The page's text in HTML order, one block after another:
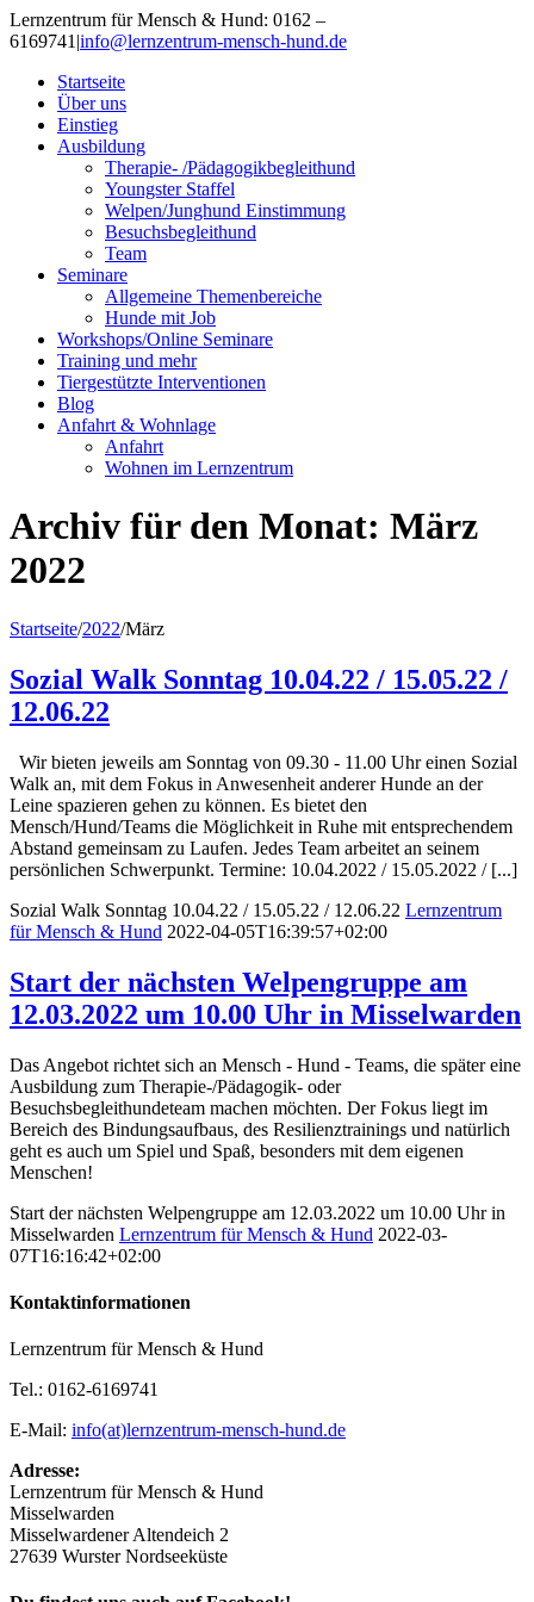
Lernzentrum für Mensch & Hund: 0162 –
6169741 |info@lernzentrum-mensch-hund.de
Startseite
Über uns
Einstieg
Ausbildung
Therapie- /Pädagogikbegleithund
Youngster Staffel
Welpen/Junghund Einstimmung
Besuchsbegleithund
Team
Seminare
Allgemeine Themenbereiche
Hunde mit Job
Workshops/Online Seminare
Training und mehr
Tiergestützte Interventionen
Blog
Anfahrt & Wohnlage
Anfahrt
Wohnen im Lernzentrum
Archiv für den Monat: März
2022
Startseite/2022/März
Sozial Walk Sonntag 10.04.22 / 15.05.22 /
12.06.22
Wir bieten jeweils am Sonntag von 09.30 - 11.00 Uhr einen Sozial
Walk an, mit dem Fokus in Anwesenheit anderer Hunde an der
Leine spazieren gehen zu können. Es bietet den
Mensch/Hund/Teams die Möglichkeit in Ruhe mit entsprechendem
Abstand gemeinsam zu Laufen. Jedes Team arbeitet an seinem
persönlichen Schwerpunkt. Termine: 10.04.2022 / 15.05.2022 / [...]
Sozial Walk Sonntag 10.04.22 / 15.05.22 / 12.06.22 Lernzentrum
für Mensch & Hund 2022-04-05T16:39:57+02:00
Start der nächsten Welpengruppe am
12.03.2022 um 10.00 Uhr in Misselwarden
Das Angebot richtet sich an Mensch - Hund - Teams, die später eine
Ausbildung zum Therapie-/Pädagogik- oder
Besuchsbegleithundeteam machen möchten. Der Fokus liegt im
Bereich des Bindungsaufbaus, des Resilienztrainings und natürlich
geht es auch um Spiel und Spaß, besonders mit dem eigenen
Menschen!
Start der nächsten Welpengruppe am 12.03.2022 um 10.00 Uhr in
Misselwarden Lernzentrum für Mensch & Hund 2022-03-
07T16:16:42+02:00
Kontaktinformationen
Lernzentrum für Mensch & Hund
Tel.: 0162-6169741
E-Mail: info(at)lernzentrum-mensch-hund.de
Adresse:
Lernzentrum für Mensch & Hund
Misselwarden
Misselwardener Altendeich 2
27639 Wurster Nordseeküste